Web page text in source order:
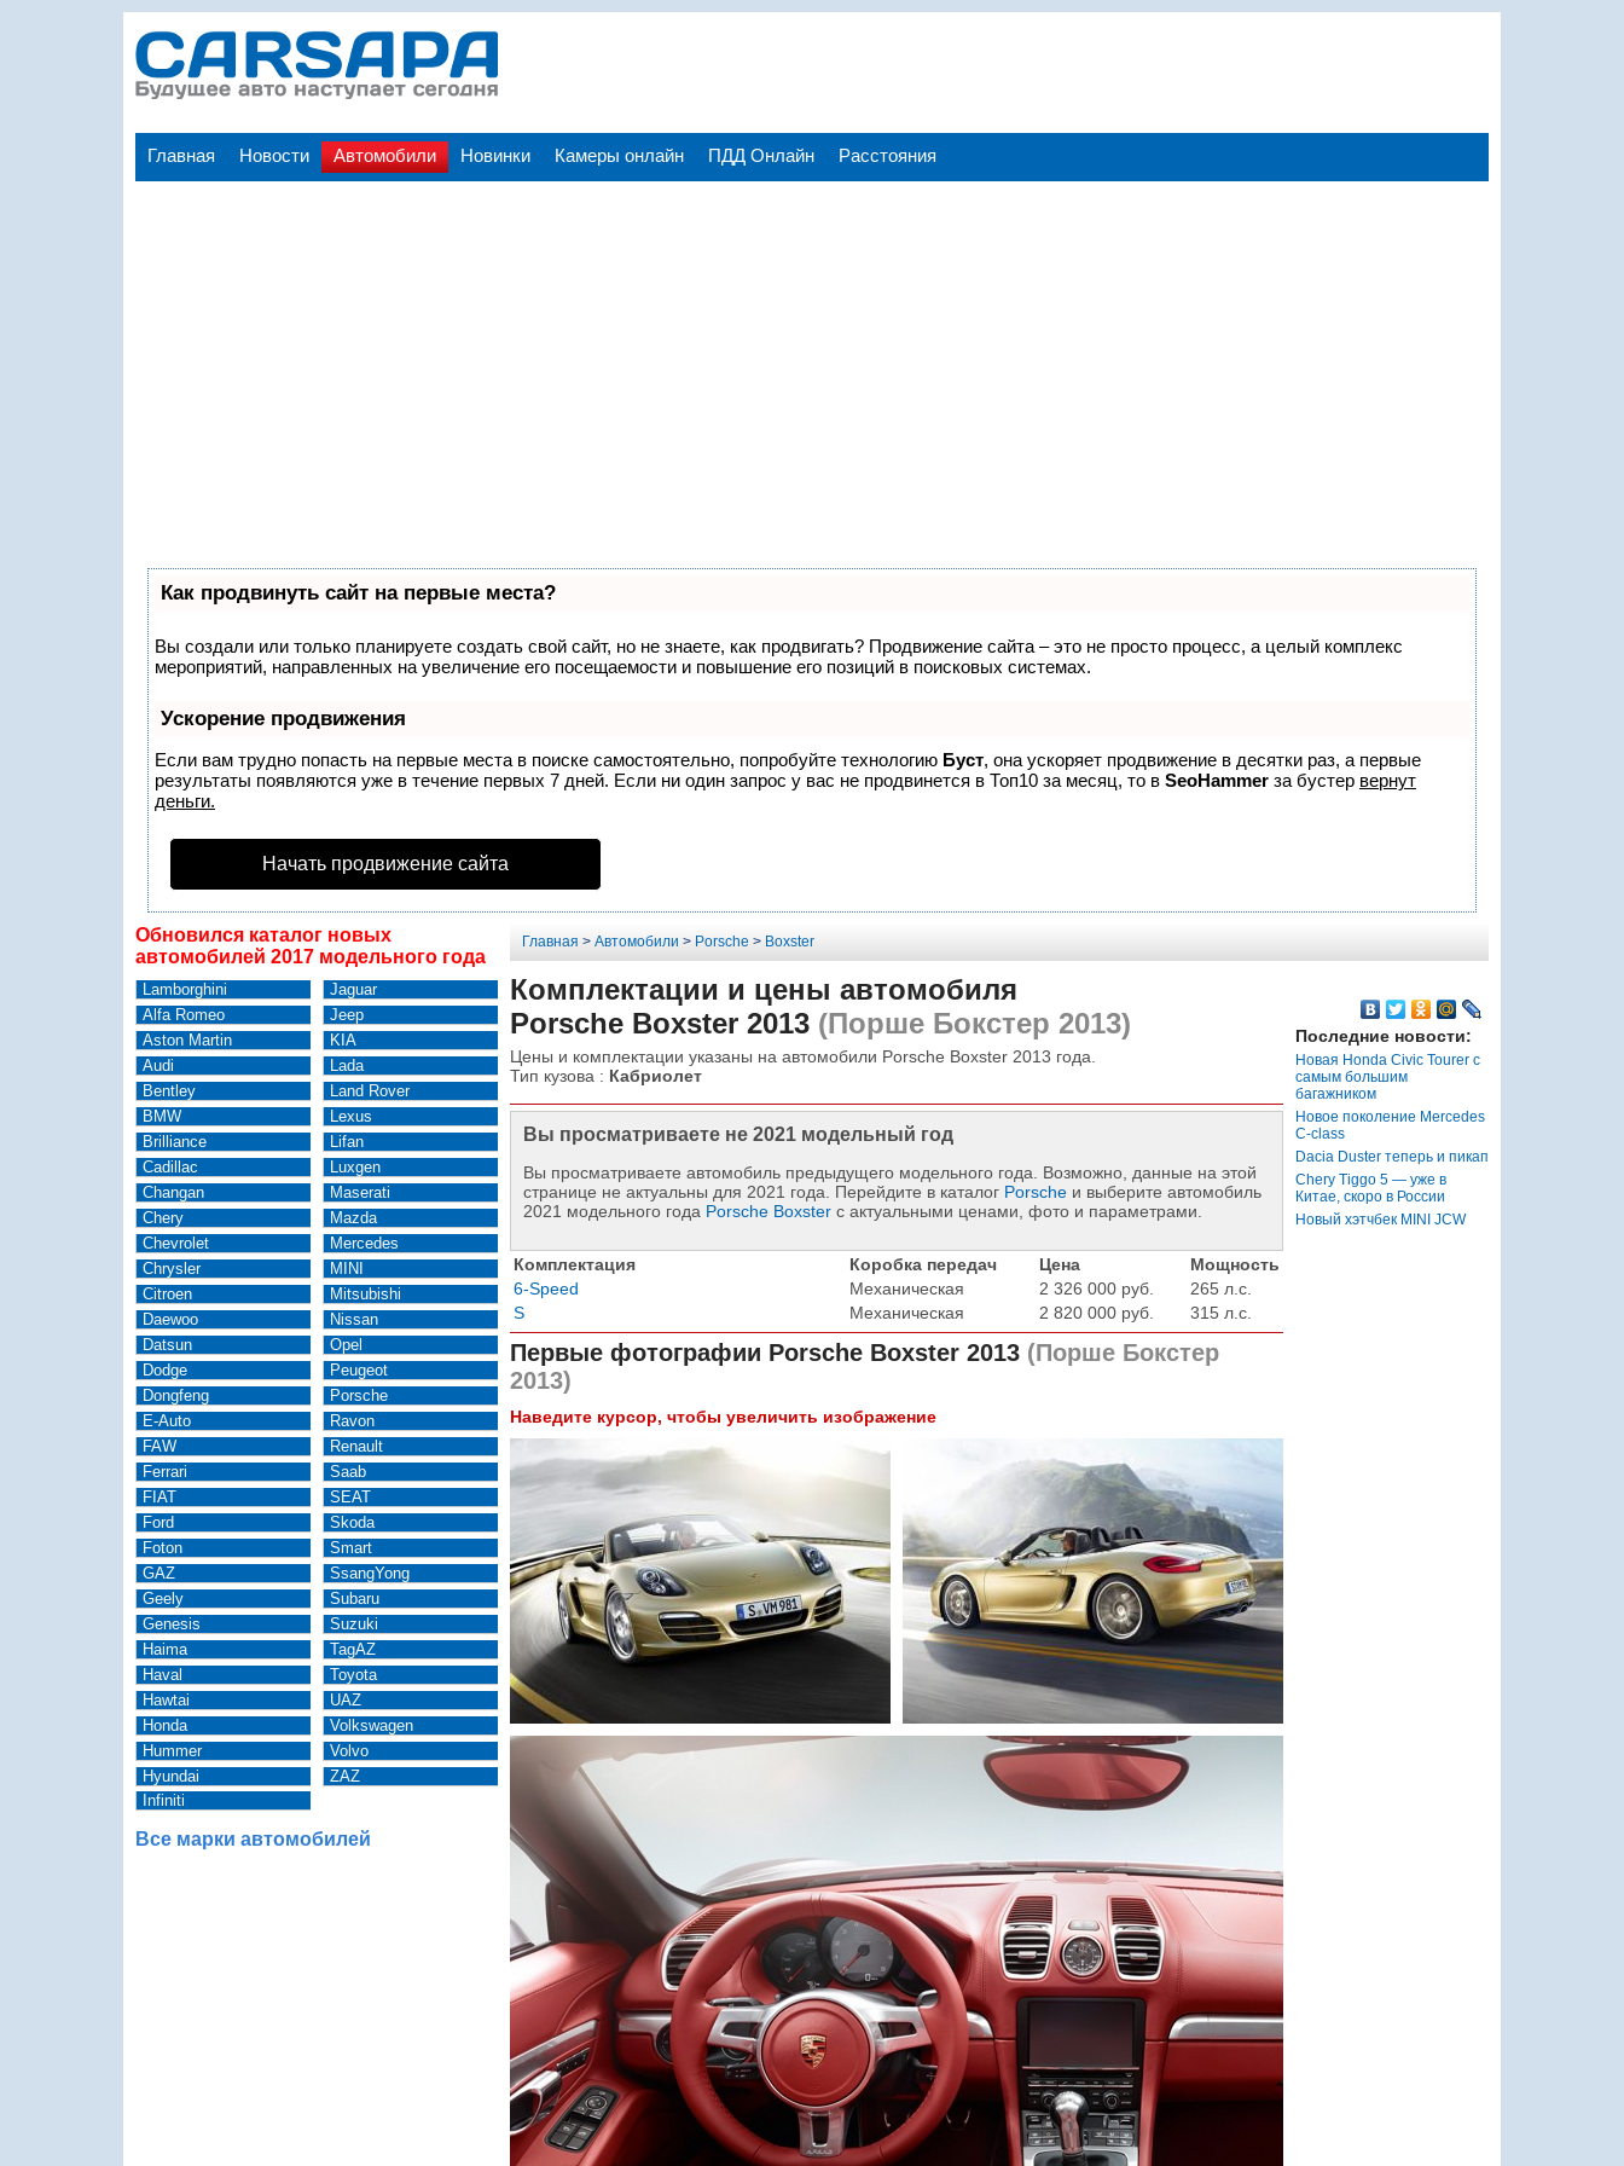
Главная Новости Автомобили Новинки Камеры онлайн ПДД Онлайн Расстояния
Как продвинуть сайт на первые места?
Вы создали или только планируете создать свой сайт, но не знаете, как продвигать? Продвижение сайта – это не просто процесс, а целый комплекс
мероприятий, направленных на увеличение его посещаемости и повышение его позиций в поисковых системах.
Ускорение продвижения
Если вам трудно попасть на первые места в поиске самостоятельно, попробуйте технологию Буст, она ускоряет продвижение в десятки раз, а первые
результаты появляются уже в течение первых 7 дней. Если ни один запрос у вас не продвинется в Топ10 за месяц, то в SeoHammer за бустер вернут
деньги.
Начать продвижение сайта
Обновился каталог новых
автомобилей 2017 модельного года
Lamborghini
Alfa Romeo
Aston Martin
Audi
Bentley
BMW
Brilliance
Cadillac
Changan
Chery
Chevrolet
Chrysler
Citroen
Daewoo
Datsun
Dodge
Dongfeng
E-Auto
FAW
Ferrari
FIAT
Ford
Foton
GAZ
Geely
Genesis
Haima
Haval
Hawtai
Honda
Hummer
Hyundai
Infiniti
Jaguar
Jeep
KIA
Lada
Land Rover
Lexus
Lifan
Luxgen
Maserati
Mazda
Mercedes
MINI
Mitsubishi
Nissan
Opel
Peugeot
Porsche
Ravon
Renault
Saab
SEAT
Skoda
Smart
SsangYong
Subaru
Suzuki
TagAZ
Toyota
UAZ
Volkswagen
Volvo
ZAZ
Все марки автомобилей
Главная > Автомобили > Porsche> Boxster
Комплектации и цены автомобиля
Porsche Boxster 2013(Порше Бокстер 2013)
Цены и комплектации указаны на автомобили Porsche Boxster 2013 года.
Тип кузова : Кабриолет
Вы просматриваете не 2021 модельный год
Вы просматриваете автомобиль предыдущего модельного года. Возможно, данные на этой
странице не актуальны для 2021 года. Перейдите в каталог Porscheи выберите автомобиль
2021 модельного года Porsche Boxsterс актуальными ценами, фото и параметрами.
Комплектация Коробка передач Цена
Мощность
6-Speed
Механическая 2 326 000 руб.
265 л.с.
S
Механическая 2 820 000 руб. 315 л.с.
Первые фотографии Porsche Boxster 2013(Порше Бокстер
2013)
Наведите курсор, чтобы увеличить изображение
Последние новости:
Новая Honda Civic Tourer с
самым большим
багажником
Новое поколение Mercedes
C-class
Dacia Duster теперь и пикап
Chery Tiggo 5 — уже в
Китае, скоро в России
Новый хэтчбек MINI JCW